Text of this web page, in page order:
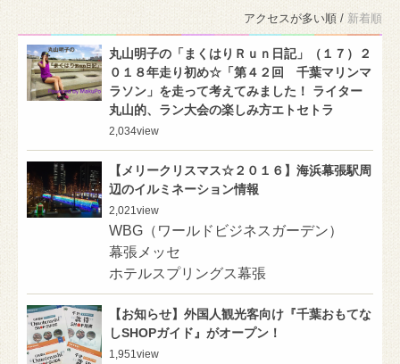
アクセスが多い順 / 新着順
丸山明子の「まくはりＲｕｎ日記」（１７）２
０１８年走り初め☆「第４２回 千葉マリンマ
ラソン」を走って考えてみました！ ライター
丸山的、ラン大会の楽しみ方エトセトラ
2,034view
【メリークリスマス☆２０１６】海浜幕張駅周
辺のイルミネーション情報
2,021 view
WBG（ワールドビジネスガーデン）
幕張メッセ
ホテルスプリングス幕張
【お知らせ】外国人観光客向け『千葉おもてな
しSHOPガイド』がオープン！
1,951 view